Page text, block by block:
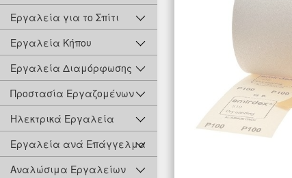
Εργαλεία για το Σπίτι
Εργαλεία Κήπου
Εργαλεία Διαμόρφωσης
Προστασία Εργαζομένων
Ηλεκτρικά Εργαλεία
Εργαλεία ανά Επάγγελμα
Αναλώσιμα Εργαλείων